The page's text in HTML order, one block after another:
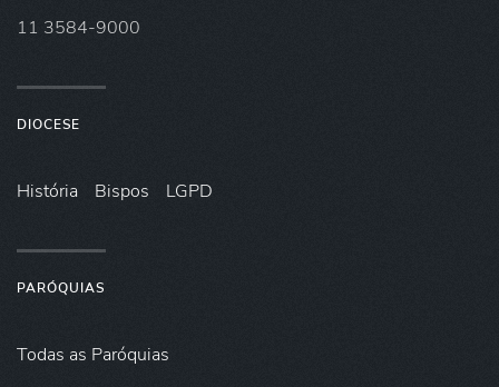
11 3584-9000
DIOCESE
História Bispos LGPD
PARÓQUIAS
Todas as Paróquias